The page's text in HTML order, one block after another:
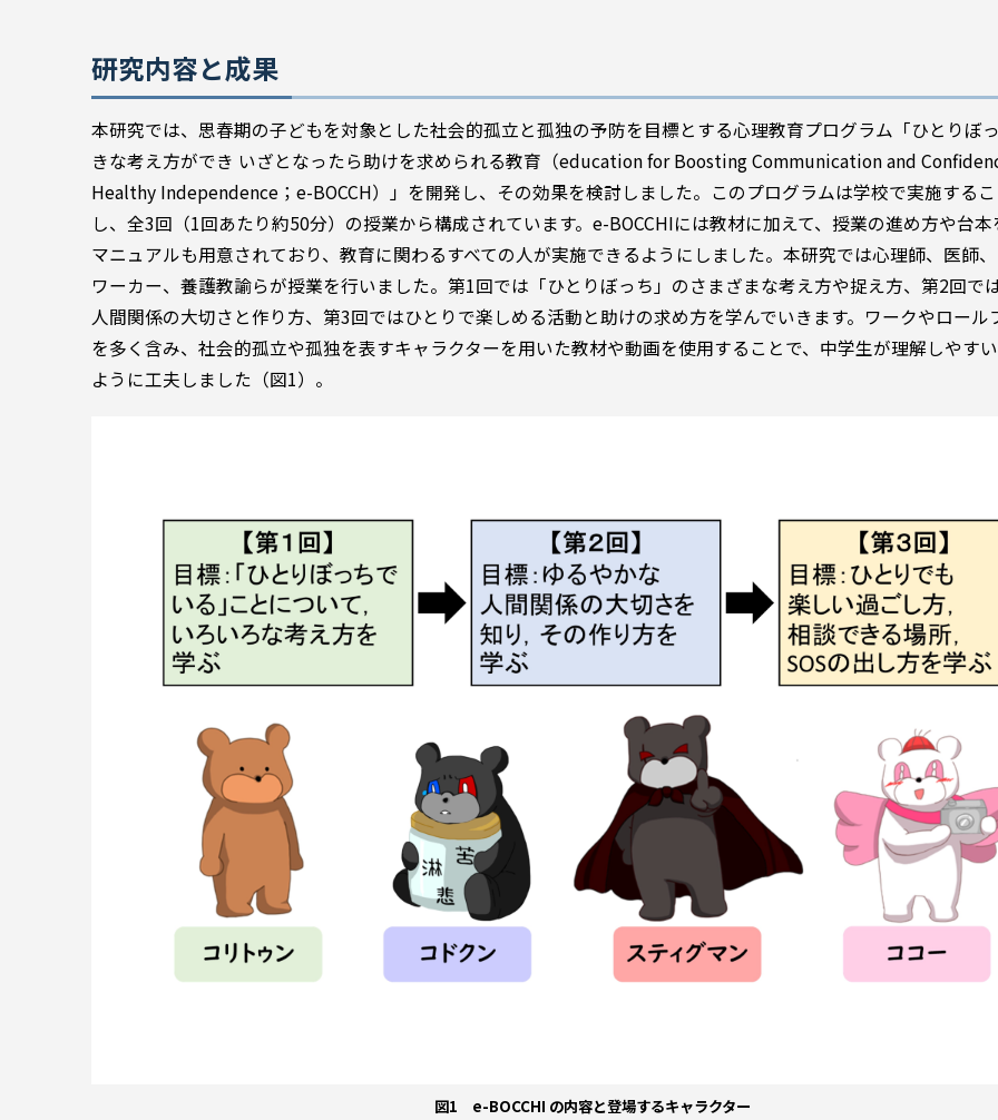
研究内容と成果
本研究では、思春期の子どもを対象とした社会的孤立と孤独の予防を目標とする心理教育プログラム「ひとりぼ
きな考え方ができ いざとなったら助けを求められる教育（education for Boosting Communication and
Healthy Independence；e-BOCCH）」を開発し、その効果を検討しました。このプログラムは学校で実施する
し、全3回（1回あたり約50分）の授業から構成されています。e-BOCCHIには教材に加えて、授業の進め方や台
マニュアルも用意されており、教育に関わるすべての人が実施できるようにしました。本研究では心理師、医師
ワーカー、養護教諭らが授業を行いました。第1回では「ひとりぼっち」のさまざまな考え方や捉え方、第2回で
人間関係の大切さと作り方、第3回ではひとりで楽しめる活動と助けの求め方を学んでいきます。ワークやロール
を多く含み、社会的孤立や孤独を表すキャラクターを用いた教材や動画を使用することで、中学生が理解しやす
ように工夫しました（図1）。
図1 e-BOCCHI の内容と登場するキャラクター